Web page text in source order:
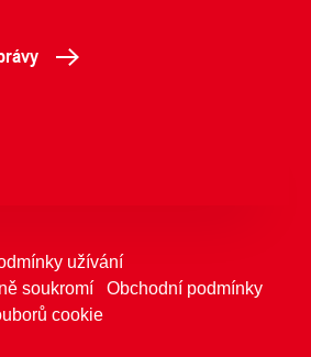
užívání
soukromí
Obchodní podmínky
cookie